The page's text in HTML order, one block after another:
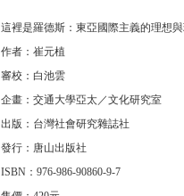
這裡是羅德斯：東亞國際主義的理想
作者：崔元植
審校：白池雲
企畫：交通大學亞太／文化研究室
出版：台灣社會研究雜誌社
發行：唐山出版社
ISBN：976-986-90860-9-7